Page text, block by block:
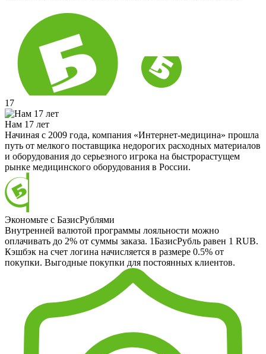
17
Нам 17 лет
Начиная с 2009 года, компания «Интернет-медицина» прошла
путь от мелкого поставщика недорогих расходных материалов
и оборудования до серьезного игрока на быстрорастущем
рынке медицинского оборудования в России.
Экономьте с БазисРублями
Внутренней валютой программы лояльности можно
оплачивать до 2% от суммы заказа. 1БазисРубль равен 1 RUB.
Кэшбэк на счет логина начисляется в размере 0.5% от
покупки. Выгодные покупки для постоянных клиентов.